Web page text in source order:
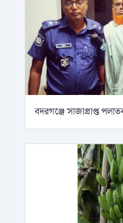
বদরগঞ্জে সাজাপ্রাপ্ত